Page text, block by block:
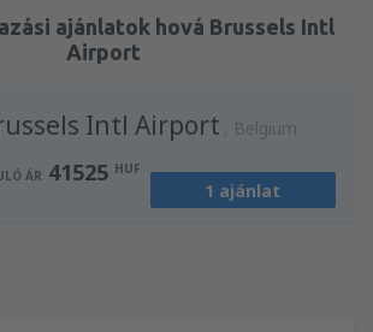
ajánlatok hová Brussels Intl
Airport
Intl Airport Belgium
ÁR 41525 HUF
1 ajánlat